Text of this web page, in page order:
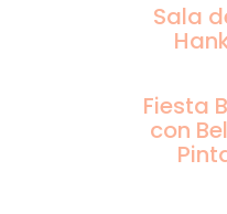
Sala
Fiesta
con